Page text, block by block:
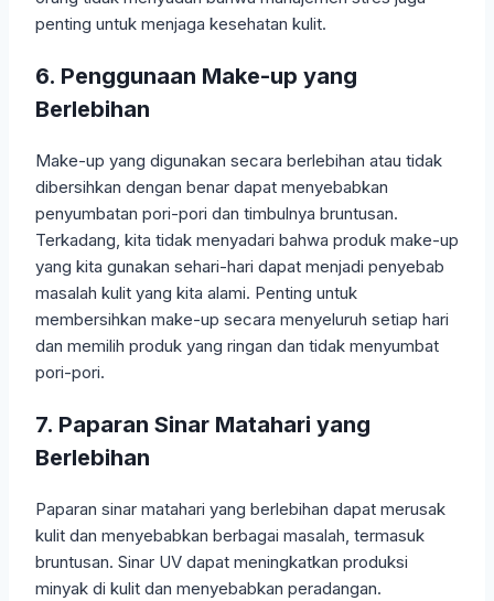
penting untuk menjaga kesehatan kulit.
6. Penggunaan Make-up yang
Berlebihan
Make-up yang digunakan secara berlebihan atau tidak
dibersihkan dengan benar dapat menyebabkan
penyumbatan pori-pori dan timbulnya bruntusan.
Terkadang, kita tidak menyadari bahwa produk make-up
yang kita gunakan sehari-hari dapat menjadi penyebab
masalah kulit yang kita alami. Penting untuk
membersihkan make-up secara menyeluruh setiap hari
dan memilih produk yang ringan dan tidak menyumbat
pori-pori.
7. Paparan Sinar Matahari yang
Berlebihan
Paparan sinar matahari yang berlebihan dapat merusak
kulit dan menyebabkan berbagai masalah, termasuk
bruntusan. Sinar UV dapat meningkatkan produksi
minyak di kulit dan menyebabkan peradangan.